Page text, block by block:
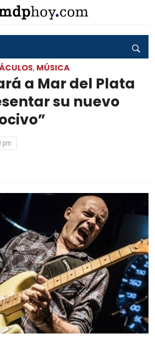
, MÚSICA
a Mar del Plata
su nuevo
pm